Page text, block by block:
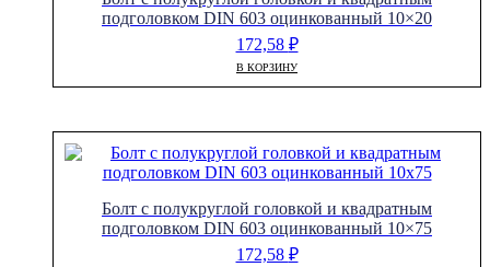
подголовком DIN 603 оцинкованный 10×20
172,58 ₽
В КОРЗИНУ
Болт с полукруглой головкой и квадратным
подголовком DIN 603 оцинкованный 10×75
172,58 ₽